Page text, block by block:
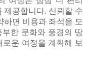
제공합니다. 신뢰할 수
하면 비용과 좌석을 모
한 문화와 풍경의 땅
운 여정을 계획해 보